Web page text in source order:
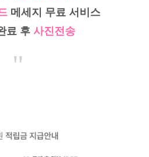
메세지 무료 서비스
료 후 사진전송
"